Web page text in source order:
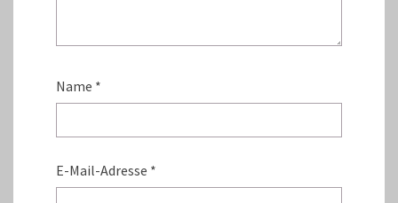
Name *
E-Mail-Adresse *